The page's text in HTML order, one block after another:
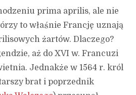
prima aprilis, ale nie
to właśnie Francję uznają
żartów. Dlaczego?
aż do XVI w. Francuzi
Jednakże w 1564 r. król
brat i poprzednik